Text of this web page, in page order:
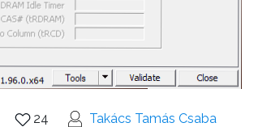
24 Takács Tamás Csaba